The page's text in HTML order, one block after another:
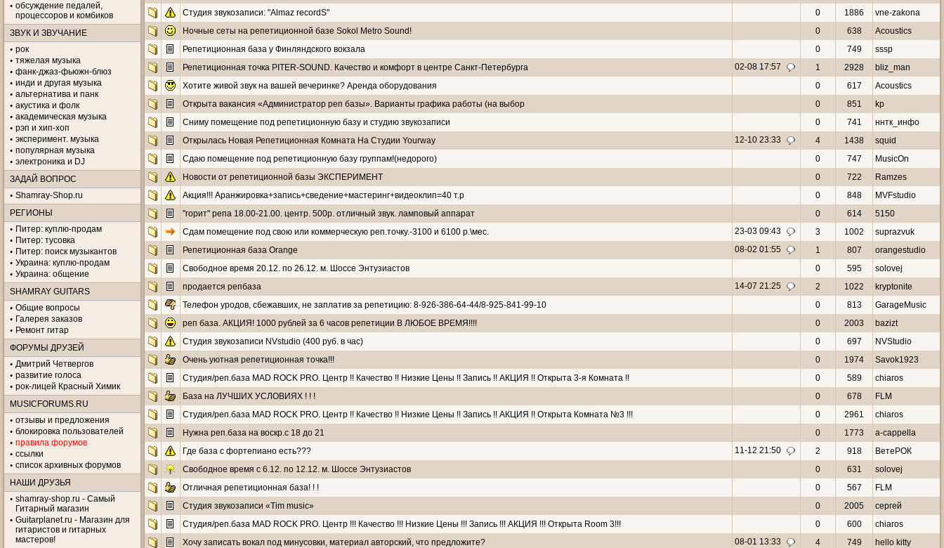
обсуждение педалей,
процессоров и комбиков
ЗВУК И ЗВУЧАНИЕ
рок
тяжелая музыка
фанк-джаз-фьюжн-блюз
инди и другая музыка
альтернатива и панк
акустика и фолк
академическая музыка
рэп и хип-хоп
эксперимент. музыка
популярная музыка
электроника и DJ
ЗАДАЙ ВОПРОС
Shamray-Shop.ru
РЕГИОНЫ
Питер: куплю-продам
Питер: тусовка
Питер: поиск музыкантов
Украина: куплю-продам
Украина: общение
SHAMRAY GUITARS
Общие вопросы
Галерея заказов
Ремонт гитар
ФОРУМЫ ДРУЗЕЙ
Дмитрий Четвергов
развитие голоса
рок-лицей Красный Химик
MUSICFORUMS.RU
отзывы и предложения
блокировка пользователей
правила форумов
ссылки
список архивных форумов
НАШИ ДРУЗЬЯ
shamray-shop.ru - Самый
Гитарный магазин
Guitarplanet.ru - Магазин для
гитаристов и гитарных
мастеров!
Студия звукозаписи: "Almaz recordS"
0 1886
vne-zakona
Ночные сеты на репетиционной базе Sоkol Metro Sound!
0 638
Acoustics
Репетиционная база у Финляндского вокзала
0 749
sssp
Репетиционная точка PITER-SOUND. Качество и комфорт в центре Санкт-Петербурга
02-08 17:57 1 2928
bliz_man
Хотите живой звук на вашей вечеринке? Аренда оборудования
0 617
Acoustics
Открыта вакансия «Администратор реп базы». Варианты графика работы (на выбор
0 851
kp
Сниму помещение под репетиционную базу и студию звукозаписи
0 741
ннтк_инфо
Открылась Новая Репетиционная Комната На Студии Yourway
12-10 23:33 4 1438
squid
Сдаю помещение под репетиционную базу группам!(недорого)
0 747
MusicOn
Новости от репетиционной базы ЭКСПЕРИМЕНТ
0 722
Ramzes
Акция!!! Аранжировка+запись+сведение+мастеринг+видеоклип=40 т.р
0 848
MVFstudio
"горит" репа 18.00-21.00. центр. 500р. отличный звук. ламповый аппарат
0 614
5150
Сдам помещение под свою или коммерческую реп.точку.-3100 и 6100 р.\мес.
23-03 09:43 3 1002
suprazvuk
Репетиционная база Orange
08-02 01:55 1 807
orangestudio
Свободное время 20.12. по 26.12. м. Шоссе Энтузиастов
0 595
solovej
продается репбаза
14-07 21:25 2 1022
kryptonite
Телефон уродов, сбежавших, не заплатив за репетицию: 8-926-386-64-44/8-925-841-99-10
0 813
GarageMusic
реп база. АКЦИЯ! 1000 рублей за 6 часов репетиции В ЛЮБОЕ ВРЕМЯ!!!!
0 2003
bazizt
Студия звукозаписи NVstudio (400 руб. в час)
0 697
NVStudio
Очень уютная репетиционная точка!!!
0 1974
Savok1923
Cтудия/реп.база MAD ROCK PRO. Центр !! Качество !! Низкие Цены !! Запись !! АКЦИЯ !! Открыта 3-я Комната !!
0 589
chiaros
База на ЛУЧШИХ УСЛОВИЯХ ! ! !
0 678
FLM
Cтудия/реп.база MAD ROCK PRO. Центр !! Качество !! Низкие Цены !! Запись !! АКЦИЯ !! Открыта Комната №3 !!!
0 2961
chiaros
Нужна реп.база на воскр.с 18 до 21
0 1773
a-cappella
Где база с фортепиано есть???
11-12 21:50 2 918
ВетеРОК
Свободное время с 6.12. по 12.12. м. Шоссе Энтузиастов
0 631
solovej
Отличная репетиционная база! ! !
0 567
FLM
Студия звукозаписи «Tim music»
0 2005
сергей
Cтудия/реп.база MAD ROCK PRO. Центр !!! Качество !!! Низкие Цены !!! Запись !!! АКЦИЯ !!! Открыта Room 3!!!
0 600
chiaros
Хочу записать вокал под минусовки, материал авторский, что предложите?
08-01 13:33 4 749
hello kitty